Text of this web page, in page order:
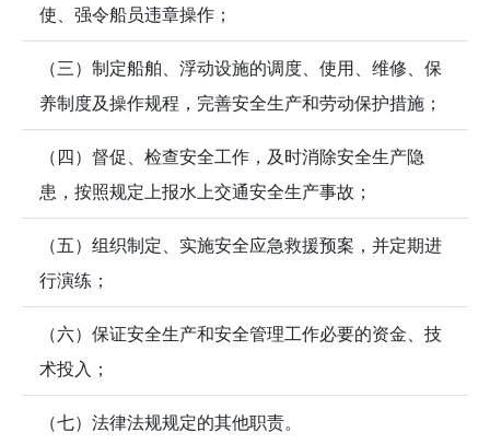
使、强令船员违章操作；
（三）制定船舶、浮动设施的调度、使用、维修、保
养制度及操作规程，完善安全生产和劳动保护措施；
（四）督促、检查安全工作，及时消除安全生产隐
患，按照规定上报水上交通安全生产事故；
（五）组织制定、实施安全应急救援预案，并定期进
行演练；
（六）保证安全生产和安全管理工作必要的资金、技
术投入；
（七）法律法规规定的其他职责。